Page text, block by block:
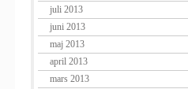
juli 2013
juni 2013
maj 2013
april 2013
mars 2013